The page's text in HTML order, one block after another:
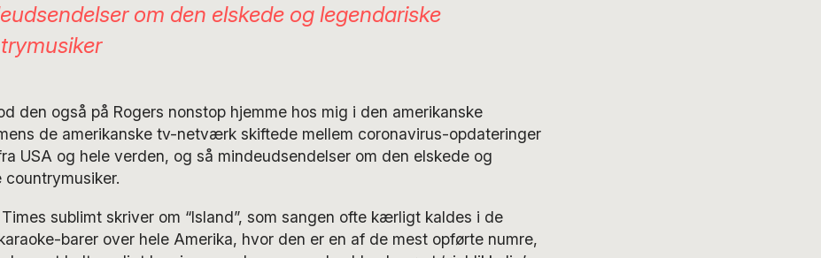
om den elskede og legendariske
den også på Rogers nonstop hjemme hos mig i den amerikanske
de amerikanske tv-netværk skiftede mellem coronavirus-opdateringer
USA og hele verden, og så mindeudsendelser om den elskede og
countrymusiker.
sublimt skriver om “Island”, som sangen ofte kærligt kaldes i de
barer over hele Amerika, hvor den er en af de mest opførte numre,